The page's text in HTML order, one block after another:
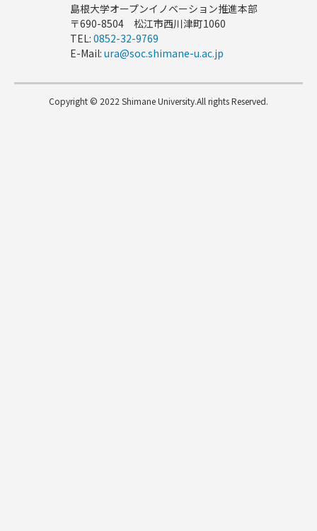
島根大学オープンイノベーション推進本部
〒690-8504 松江市西川津町1060
TEL: 0852-32-9769
E-Mail: ura@soc.shimane-u.ac.jp
Copyright © 2022 Shimane University.All rights Reserved.